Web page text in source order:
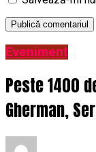
Eveniment
Peste 1400
Gherman,